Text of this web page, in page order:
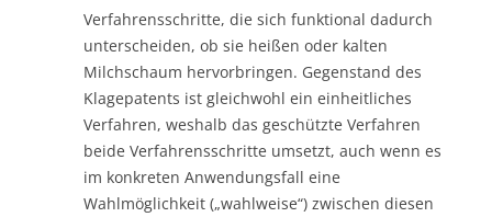
Verfahrensschritte, die sich funktional dadurch
unterscheiden, ob sie heißen oder kalten
Milchschaum hervorbringen. Gegenstand des
Klagepatents ist gleichwohl ein einheitliches
Verfahren, weshalb das geschützte Verfahren
beide Verfahrensschritte umsetzt, auch wenn es
im konkreten Anwendungsfall eine
Wahlmöglichkeit („wahlweise“) zwischen diesen